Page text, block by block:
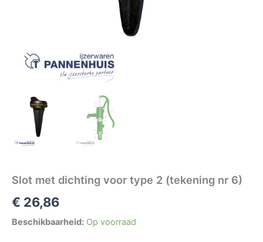
Slot met dichting voor type 2 (tekening nr 6)
€ 26,86
Beschikbaarheid: Op voorraad